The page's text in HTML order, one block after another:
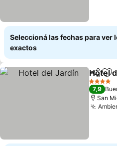
Seleccioná las fechas para ver
exactos
Hotel
4 Estrellas
7,9
San